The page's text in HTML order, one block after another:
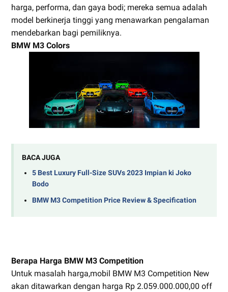
harga, performa, dan gaya bodi; mereka semua adalah
model berkinerja tinggi yang menawarkan pengalaman
mendebarkan bagi pemiliknya.
BMW M3 Colors
BACA JUGA
5 Best Luxury Full-Size SUVs 2023 Impian ki Joko
Bodo
BMW M3 Competition Price Review & Specification
Berapa Harga BMW M3 Competition
Untuk masalah harga,mobil BMW M3 Competition New
akan ditawarkan dengan harga Rp 2.059.000.000,00 off